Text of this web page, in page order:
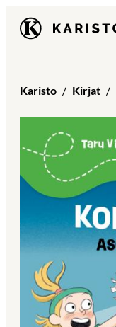
Siirry
suoraan
sisältöön
Karisto
Karisto Kirjat